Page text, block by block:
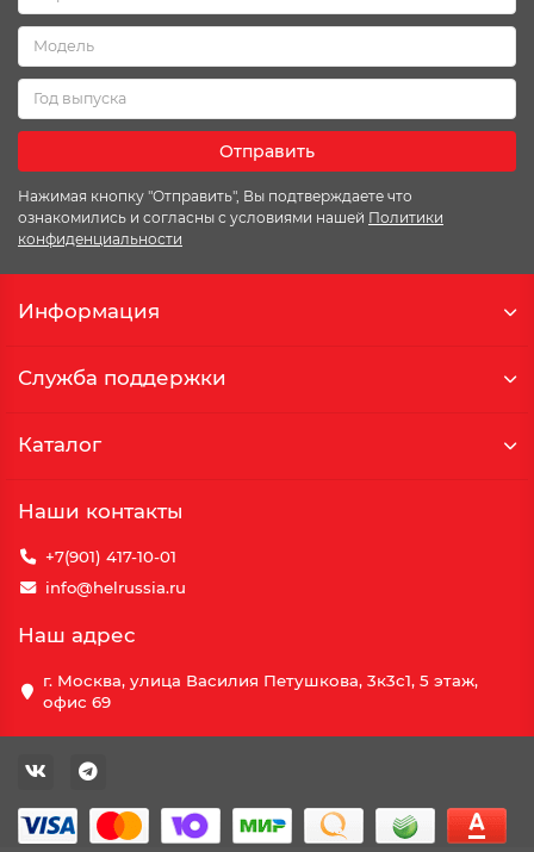
Отправить
Нажимая кнопку "Отправить", Вы подтверждаете что
ознакомились и согласны с условиями нашей Политики
конфиденциальности
Информация
Служба поддержки
Каталог
Наши контакты
+7(901) 417-10-01
info@helrussia.ru
Наш адрес
г. Москва, улица Василия Петушкова, 3к3c1, 5 этаж,
офис 69